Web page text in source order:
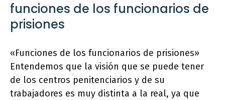
funciones de los funcionarios de
prisiones
«Funciones de los funcionarios de prisiones»
Entendemos que la visión que se puede tener
de los centros penitenciarios y de su
trabajadores es muy distinta a la real, ya que